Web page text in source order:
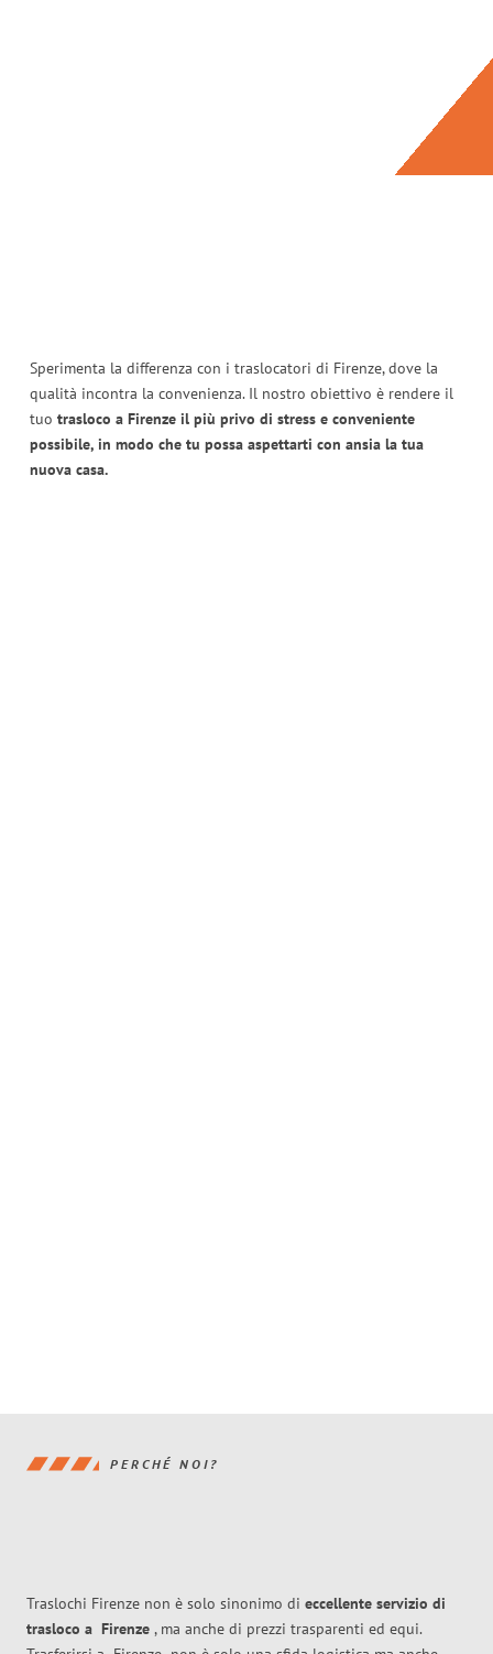
Sperimenta la differenza con i traslocatori di Firenze, dove la
qualità incontra la convenienza. Il nostro obiettivo è rendere il
tuo trasloco a Firenze il più privo di stress e conveniente
possibile, in modo che tu possa aspettarti con ansia la tua
nuova casa.
PERCHÉ NOI?
Traslochi Firenze non è solo sinonimo di eccellente servizio di
trasloco a Firenze , ma anche di prezzi trasparenti ed equi.